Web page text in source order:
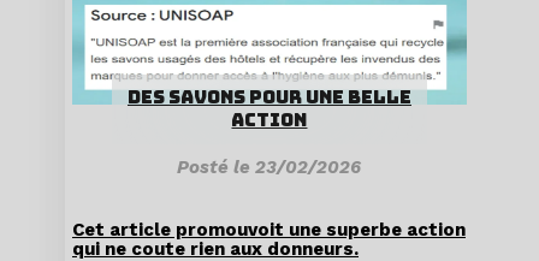
Liège broyé
Mes actions, engagements, réactions, ...
Moi, Toi et La Nature
Des Créations Clients
DES SAVONS POUR UNE BELLE
ACTION
Posté le 23/02/2026
Cet article promouvoit une superbe action
qui ne coute rien aux donneurs.